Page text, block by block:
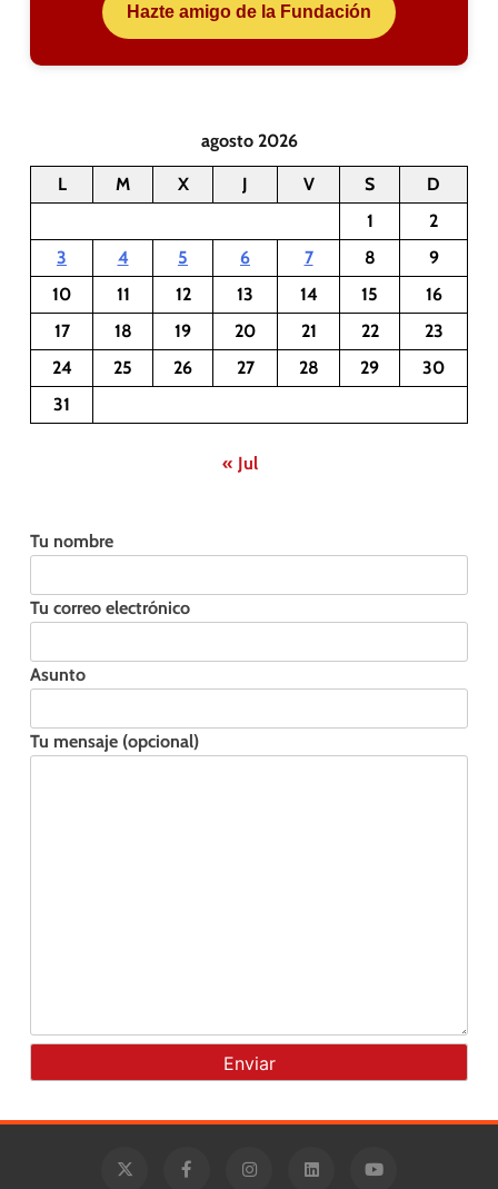
Hazte amigo de la Fundación
agosto 2026
L M X J V S
D
1
2
3
4 5 6 7 8
9
10
11 12 13 14 15
16
17
18 19 20 21 22
23
24
25 26 27 28 29
30
31
« Jul
Tu nombre
Tu correo electrónico
Asunto
Tu mensaje (opcional)